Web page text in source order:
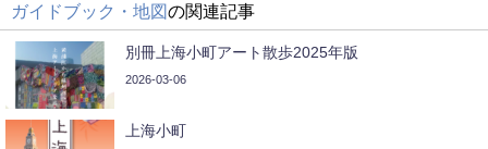
ガイドブック・地図の関連記事
別冊上海小町アート散歩2025年版
2026-03-06
上海小町